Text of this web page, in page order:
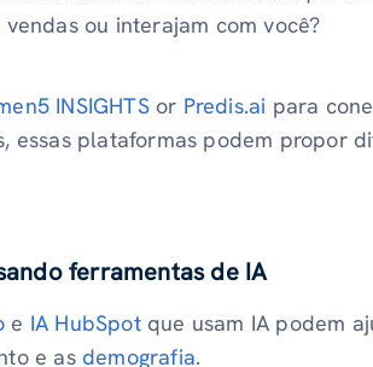
ou interajam com você?
INSIGHTSor Predis.ai para
essas plataformas podem propor
ferramentas de IA
e IA HubSpotque usam IA podem
e as demografia.